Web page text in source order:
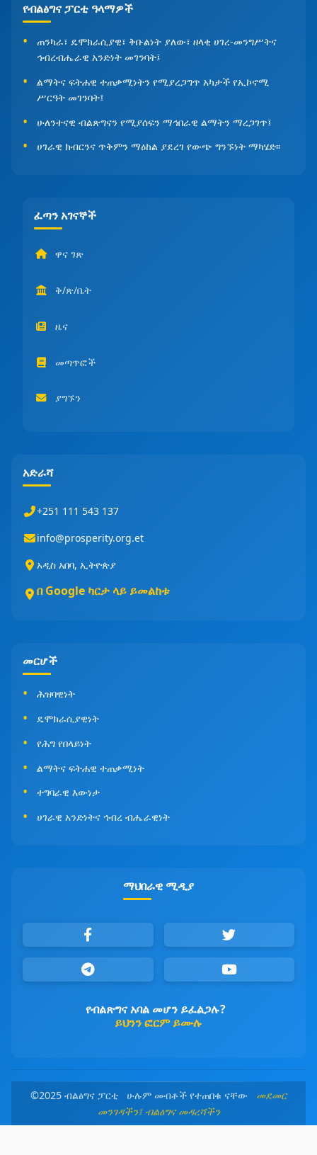
የብልፅግና ፓርቲ ዓላማዎች
ጠንካራ፣ ዴሞክራሲያዊ፣ ቅቡልነት ያለው፣ ዘላቂ ሀገረ-መንግሥትና
ኅብረብሔራዊ አንድነት መገንባት፤
ልማትና ፍትሐዊ ተጠቃሚነትን የሚያረጋግጥ አካታች የኢኮኖሚ
ሥርዓት መገንባት፤
ሁለንተናዊ ብልጽግናን የሚያሰፍን ማኅበራዊ ልማትን ማረጋገጥ፤
ሀገራዊ ክብርንና ጥቅምን ማዕከል ያደረገ የውጭ ግንኙነት ማካሄድ፡፡
ፈጣን አገናኞች
ዋና ገጽ
ቅ/ጽ/ቤት
ዜና
መጣጥፎች
ያግኙን
አድራሻ
+251 111 543 137
info@prosperity.org.et
አዲስ አበባ, ኢትዮጵያ
በ Google ካርታ ላይ ይመልከቱ
መርሆች
ሕዝባዊነት
ዴሞክራሲያዊነት
የሕግ የበላይነት
ልማትና ፍትሐዊ ተጠቃሚነት
ተግባራዊ እውነታ
ሀገራዊ አንድነትና ኅብረ ብሔራዊነት
ማህበራዊ ሚዲያ
የብልጽግና አባል መሆን ይፈልጋሉ?
ይህንን ፎርም ይሙሉ
©2025 ብልፅግና ፓርቲ ሁሉም መብቶች የተጠበቁ ናቸው መደመር
መንገዳችን፤ ብልፅግና መዳረሻችን